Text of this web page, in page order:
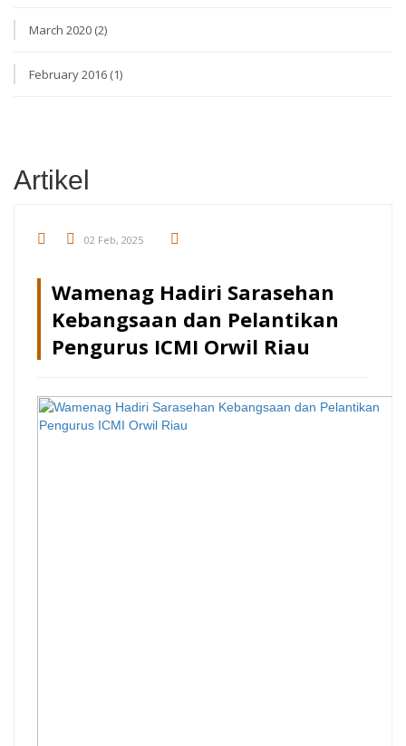
March 2020 (2)
February 2016 (1)
Artikel
02 Feb, 2025
Wamenag Hadiri Sarasehan
Kebangsaan dan Pelantikan
Pengurus ICMI Orwil Riau